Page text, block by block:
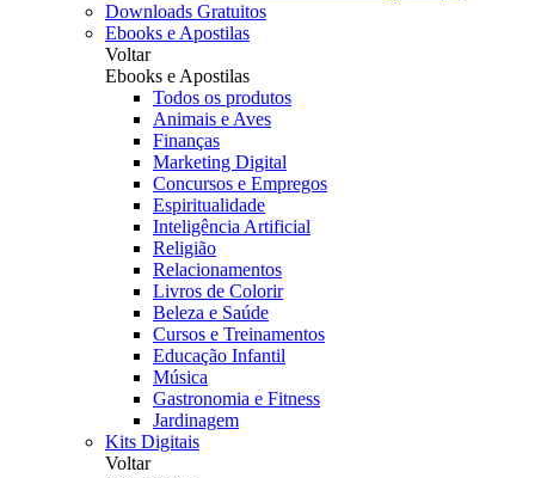
Downloads Gratuitos
Ebooks e Apostilas
Voltar
Ebooks e Apostilas
Todos os produtos
Animais e Aves
Finanças
Marketing Digital
Concursos e Empregos
Espiritualidade
Inteligência Artificial
Religião
Relacionamentos
Livros de Colorir
Beleza e Saúde
Cursos e Treinamentos
Educação Infantil
Música
Gastronomia e Fitness
Jardinagem
Kits Digitais
Voltar